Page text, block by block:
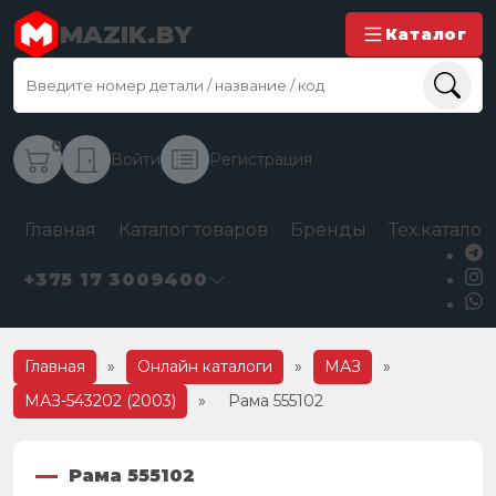
MAZIK.BY Каталог
0
Войти Регистрация
Главная Каталог товаров Бренды
+375 17 3009400
Главная » Онлайн каталоги » МАЗ
»
МАЗ-543202 (2003)
» Рама 555102
Рама 555102